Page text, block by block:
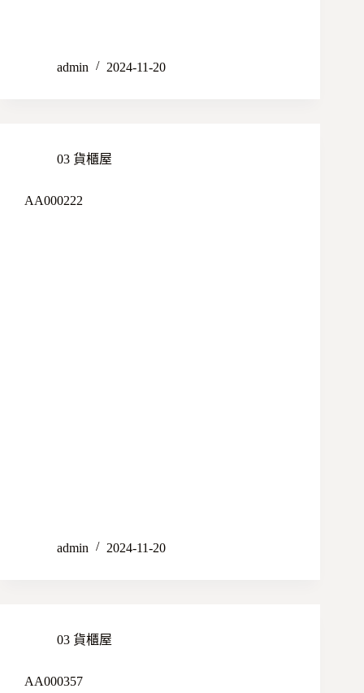
admin 2024-11-20
03 貨櫃屋
AA000222
admin 2024-11-20
03 貨櫃屋
AA000357